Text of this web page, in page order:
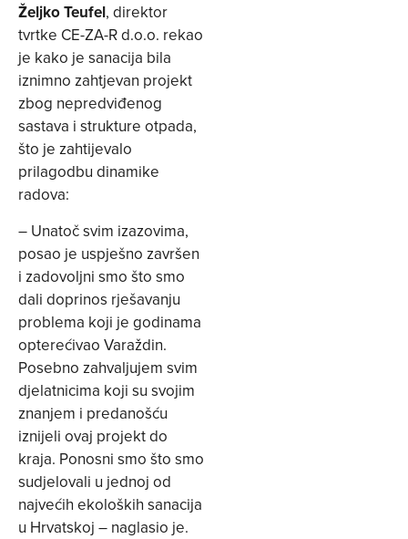
Željko Teufel, direktor
tvrtke CE-ZA-R d.o.o. rekao
je kako je sanacija bila
iznimno zahtjevan projekt
zbog nepredviđenog
sastava i strukture otpada,
što je zahtijevalo
prilagodbu dinamike
radova:
– Unatoč svim izazovima,
posao je uspješno završen
i zadovoljni smo što smo
dali doprinos rješavanju
problema koji je godinama
opterećivao Varaždin.
Posebno zahvaljujem svim
djelatnicima koji su svojim
znanjem i predanošću
iznijeli ovaj projekt do
kraja. Ponosni smo što smo
sudjelovali u jednoj od
najvećih ekoloških sanacija
u Hrvatskoj – naglasio je.